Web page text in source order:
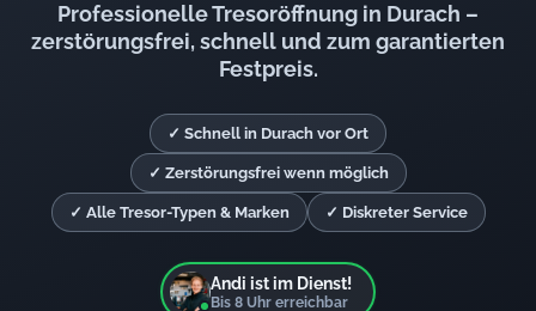
Professionelle Tresoröffnung in Durach –
zerstörungsfrei, schnell und zum garantierten
Festpreis.
✓ Schnell in Durach vor Ort
✓ Zerstörungsfrei wenn möglich
✓ Alle Tresor-Typen & Marken ✓ Diskreter Service
Andi ist im Dienst!
Bis 8 Uhr erreichbar